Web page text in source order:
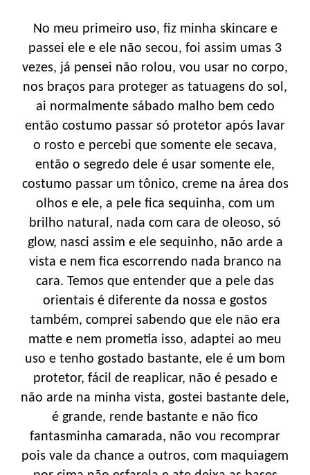
No meu primeiro uso, fiz minha skincare e
passei ele e ele não secou, foi assim umas 3
vezes, já pensei não rolou, vou usar no corpo,
nos braços para proteger as tatuagens do sol,
ai normalmente sábado malho bem cedo
então costumo passar só protetor após lavar
o rosto e percebi que somente ele secava,
então o segredo dele é usar somente ele,
costumo passar um tônico, creme na área dos
olhos e ele, a pele fica sequinha, com um
brilho natural, nada com cara de oleoso, só
glow, nasci assim e ele sequinho, não arde a
vista e nem fica escorrendo nada branco na
cara. Temos que entender que a pele das
orientais é diferente da nossa e gostos
também, comprei sabendo que ele não era
matte e nem prometia isso, adaptei ao meu
uso e tenho gostado bastante, ele é um bom
protetor, fácil de reaplicar, não é pesado e
não arde na minha vista, gostei bastante dele,
é grande, rende bastante e não fico
fantasminha camarada, não vou recomprar
pois vale da chance a outros, com maquiagem